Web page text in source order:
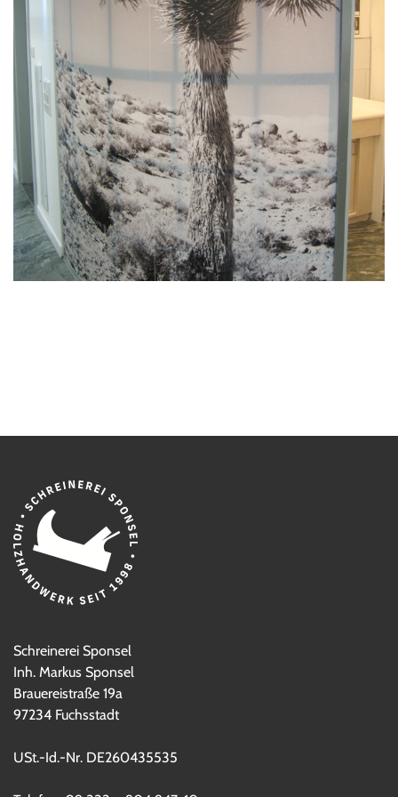
Objektausstattung
Reparatur / Service
REFERENZEN
KARRIERE
KONTAKT
Schreinerei Sponsel
Inh. Markus Sponsel
Brauereistraße 19a
97234 Fuchsstadt
USt.-Id.-Nr. DE260435535